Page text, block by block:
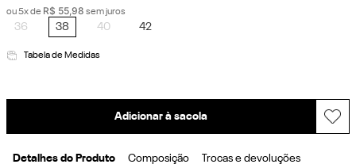
ou5x de R$ 55,98 sem juros
36 38 40 42
Tabela de Medidas
Adicionar à sacola
Detalhes do Produto Composição Trocas e devoluções